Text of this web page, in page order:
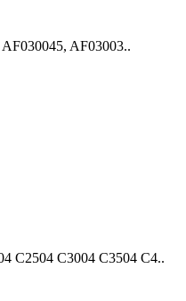
AF03003..
С2504 C3004 С3504 C4..